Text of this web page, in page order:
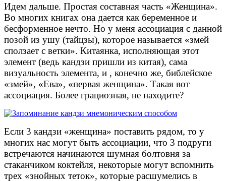
Идем дальше. Простая составная часть «Женщина».
Во многих книгах она дается как беременное и
бесформенное нечто. Но у меня ассоциация с данной
позой из ушу (тайцзы), которое называется «змей
сползает с ветки». Китаянка, исполняющая этот
элемент (ведь кандзи пришли из китая), сама
визуальность элемента, и , конечно же, библейское
«змей», «Ева», «первая женщина». Такая вот
ассоциация. Более грациозная, не находите?
Если 3 кандзи «женщина» поставить рядом, то у
многих нас могут быть ассоциации, что 3 подруги
встречаются начинаются шумная болтовня за
стаканчиком коктейля, некоторые могут вспомнить
трех «знойных теток», которые расшумелись в